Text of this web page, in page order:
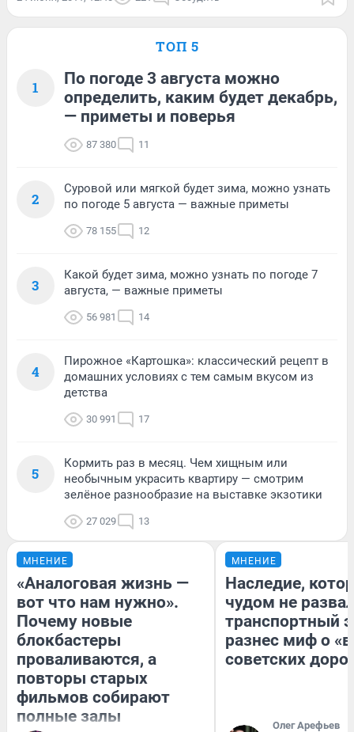
ТОП 5
1
По погоде 3 августа можно
определить, каким будет декабрь,
— приметы и поверья
87 380 11
2
Суровой или мягкой будет зима, можно узнать
по погоде 5 августа — важные приметы
78 155 12
3
Какой будет зима, можно узнать по погоде 7
августа, — важные приметы
56 981 14
4
Пирожное «Картошка»: классический рецепт в
домашних условиях с тем самым вкусом из
детства
30 991 17
5
Кормить раз в месяц. Чем хищным или
необычным украсить квартиру — смотрим
зелёное разнообразие на выставке экзотики
27 029 13
МНЕНИЕ
«Аналоговая жизнь —
вот что нам нужно».
Почему новые
блокбастеры
проваливаются, а
повторы старых
фильмов собирают
полные залы
МНЕНИЕ
Наследие,
чудом не
транспортный
разнес миф о
советских
Олег Арефьев